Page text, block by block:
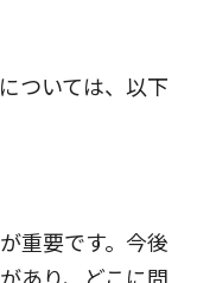
ついては、以下
重要です。今後
あり、どこに問